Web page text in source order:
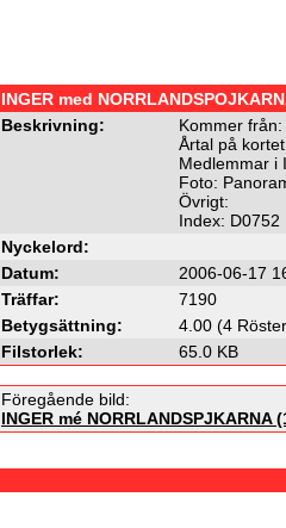
INGER med
Beskrivning:
Kommer
Årtal på
Medlemmar i
Foto:
Övrigt:
Index: D0752
Nyckelord:
Datum:
2006-06-17
Träffar:
7190
Betygsättning:
4.00 (4
Filstorlek:
65.0 KB
Föregående bild:
INGER mé NORRLANDSPJKARNA